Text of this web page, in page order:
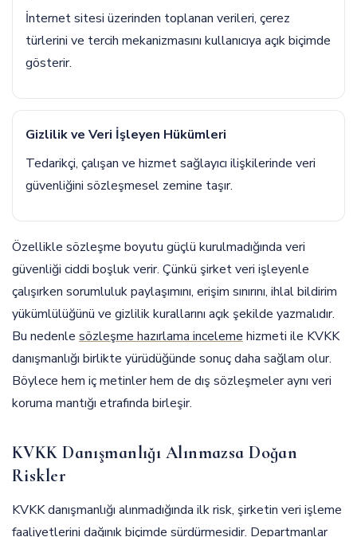
İnternet sitesi üzerinden toplanan verileri, çerez
türlerini ve tercih mekanizmasını kullanıcıya açık biçimde
gösterir.
Gizlilik ve Veri İşleyen Hükümleri
Tedarikçi, çalışan ve hizmet sağlayıcı ilişkilerinde veri
güvenliğini sözleşmesel zemine taşır.
Özellikle sözleşme boyutu güçlü kurulmadığında veri
güvenliği ciddi boşluk verir. Çünkü şirket veri işleyenle
çalışırken sorumluluk paylaşımını, erişim sınırını, ihlal bildirim
yükümlülüğünü ve gizlilik kurallarını açık şekilde yazmalıdır.
Bu nedenle sözleşme hazırlama incelemehizmeti ile KVKK
danışmanlığı birlikte yürüdüğünde sonuç daha sağlam olur.
Böylece hem iç metinler hem de dış sözleşmeler aynı veri
koruma mantığı etrafında birleşir.
KVKK Danışmanlığı Alınmazsa Doğan
Riskler
KVKK danışmanlığı alınmadığında ilk risk, şirketin veri işleme
faaliyetlerini dağınık biçimde sürdürmesidir. Departmanlar